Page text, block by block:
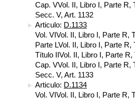
Cap. VVol. II, Libro I, Parte R,
Secc. V, Art. 1132
Articulo: D.1133
Vol. VIVol. II, Libro I, Parte R,
Parte LVol. II, Libro I, Parte R,
Título IIVol. II, Libro I, Parte
Cap. VVol. II, Libro I, Parte R,
Secc. V, Art. 1133
Articulo: D.1134
Vol. VIVol. II, Libro I, Parte R,